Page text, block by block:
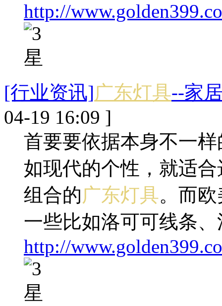
http://
[行业资讯]广东灯具--家
04-19 16:09 ]
首要要依据本身不一
如现代的个性，就适
组合的广东灯具。而
一些比如洛可可线条
http://